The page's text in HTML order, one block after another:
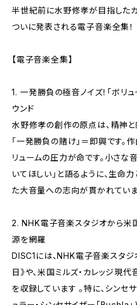
半世紀前に水野修孝が目指したカ
ついに発表される電子音楽全集！
【電子音楽全集】
1. 一発勝負の極音ノイズ！「ボリ
ウンド
水野修孝の創作の原点は、精神
「一発勝負の賭け」＝即興です。
リュームの圧力が命です。小さな
いてほしい」と語るように、生命
た大音量への志向が貫かれていま
2. NHK電子音楽スタジオから米
源を網羅
DISC1には、NHK電子音楽スタ
日》や、米国ミルズ・カレッジ現
を収録しています 。特に、シン